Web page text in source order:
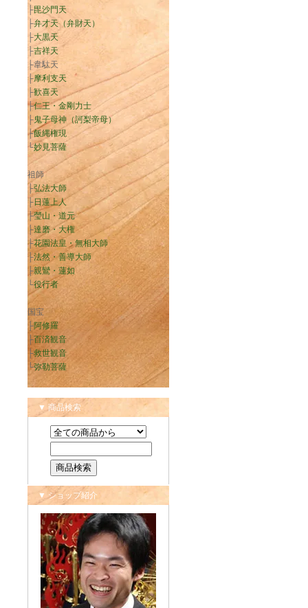
├毘沙門天
├弁才天（弁財天）
├大黒天
├吉祥天
├韋駄天
├摩利支天
├歓喜天
├仁王・金剛力士
├鬼子母神（訶梨帝母）
├飯縄権現
└妙見菩薩
祖師
├弘法大師
├日蓮上人
├瑩山・道元
├達磨・大権
├花園法皇・無相大師
├法然・善導大師
├親鸞・蓮如
└役行者
国宝
├阿修羅
├百済観音
├救世観音
└弥勒菩薩
▼ 商品検索
▼ ショップ紹介